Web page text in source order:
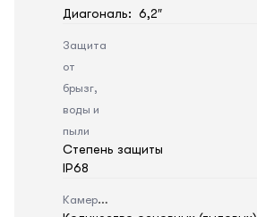
Диагональ: 6,2″
Защита
от
брызг,
воды и
пыли
Степень защиты
IP68
Камера